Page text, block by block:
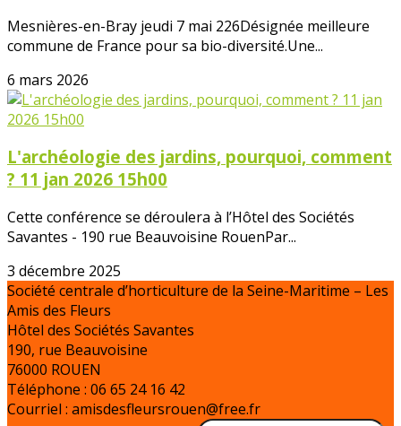
Mesnières-en-Bray jeudi 7 mai 226Désignée meilleure
commune de France pour sa bio-diversité.Une...
6 mars 2026
L'archéologie des jardins, pourquoi, comment
? 11 jan 2026 15h00
Cette conférence se déroulera à l’Hôtel des Sociétés
Savantes - 190 rue Beauvoisine RouenPar...
3 décembre 2025
Société centrale d’horticulture de la Seine-Maritime – Les
Amis des Fleurs
Hôtel des Sociétés Savantes
190, rue Beauvoisine
76000 ROUEN
Téléphone : 06 65 24 16 42
Courriel : amisdesfleursrouen@free.fr